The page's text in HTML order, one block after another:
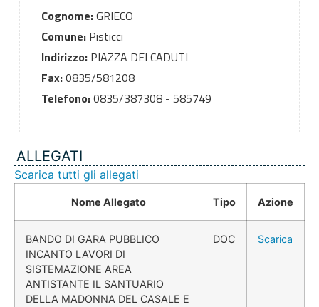
Cognome:GRIECO
Comune:Pisticci
Indirizzo:PIAZZA DEI CADUTI
Fax:0835/581208
Telefono:0835/387308 - 585749
ALLEGATI
Scarica tutti gli allegati
Nome Allegato Tipo Azione
BANDO DI GARA PUBBLICO
INCANTO LAVORI DI
SISTEMAZIONE AREA
ANTISTANTE IL SANTUARIO
DELLA MADONNA DEL CASALE E
DOC Scarica